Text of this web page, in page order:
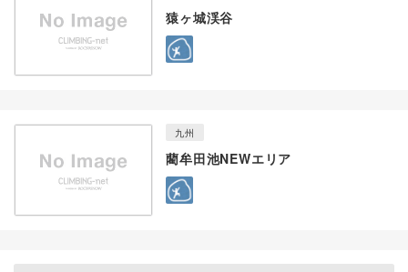
猿ヶ城渓谷
九州
藺牟田池NEWエリア